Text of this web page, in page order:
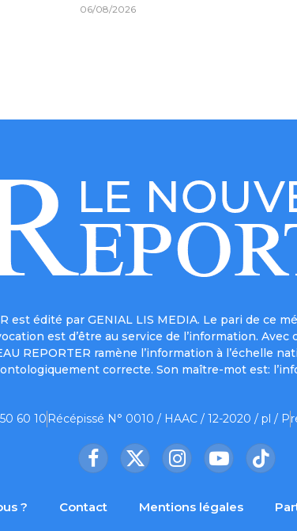
06/08/2026
est édité par GENIAL LIS MEDIA. Le pari de ce
est d’être au service de l’information. Avec
REPORTER ramène l’information à l’échelle
correcte. Son maître-mot est:
60 10 Récépissé N° 0010 / HAAC / 12-2020 / pl / P
Facebook
X
InstagramYouTubeTikTok
? Contact Mentions légales